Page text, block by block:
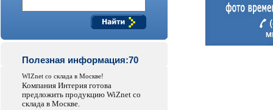
Полезная информация:70
WIZnet со склада в Москве!
Компания Интерия готова
предложить продукцию WiZnet со
склада в Москве.